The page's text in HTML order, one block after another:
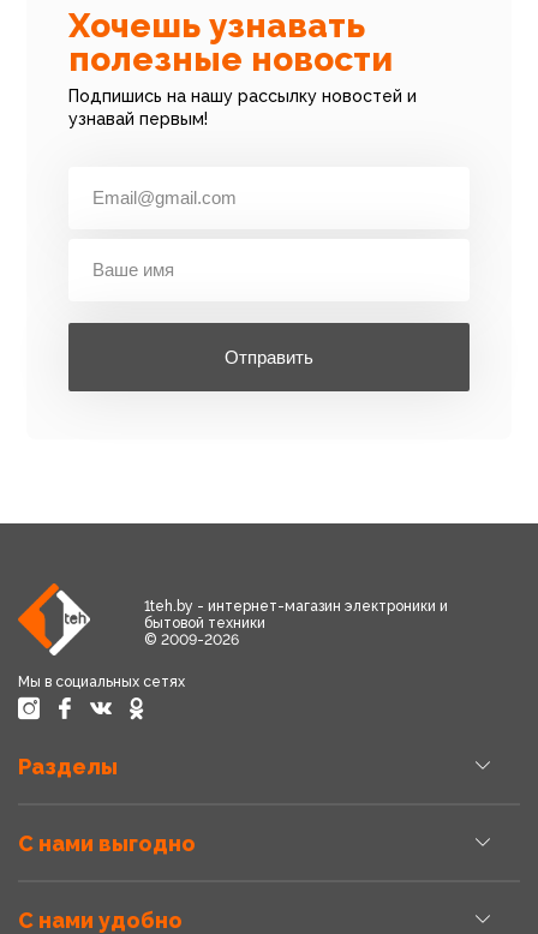
Хочешь узнавать
полезные новости
Подпишись на нашу рассылку новостей и
узнавай первым!
Отправить
1teh.by - интернет-магазин электроники и
бытовой техники
© 2009-2026
Мы в социальных сетях
Разделы
С нами выгодно
С нами удобно